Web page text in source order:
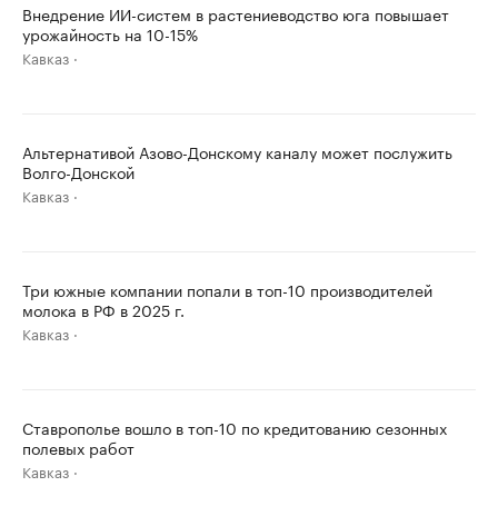
Внедрение ИИ-систем в растениеводство юга повышает
урожайность на 10-15%
Кавказ
Альтернативой Азово-Донскому каналу может послужить
Волго-Донской
Кавказ
Три южные компании попали в топ-10 производителей
молока в РФ в 2025 г.
Кавказ
Ставрополье вошло в топ-10 по кредитованию сезонных
полевых работ
Кавказ